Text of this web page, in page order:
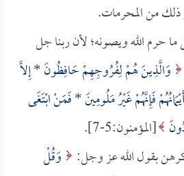
من المحرمات.
حرم الله ويصونه؛ لأن ربنا جل
وَالَّذِينَ هُمْ لِفُرُوجِهِمْ حَافِظُونَ*إِلاَّ
فَإِنَّهُمْ غَيْرُ مَلُومِينَ*فَمَنْ ابْتَغَى
[المؤمنون:5-7].
بقول الله عز وجل:
وَقُلْ